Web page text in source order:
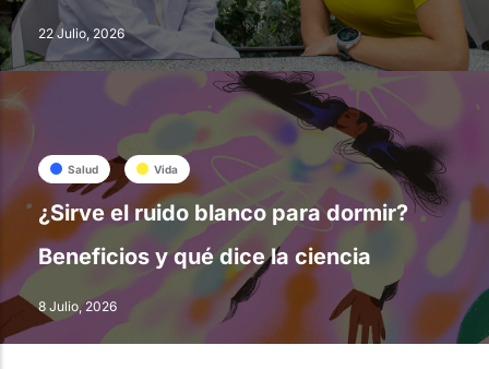
22 Julio, 2026
Salud Vida
¿Sirve el ruido blanco para dormir?
Beneficios y qué dice la ciencia
8 Julio, 2026